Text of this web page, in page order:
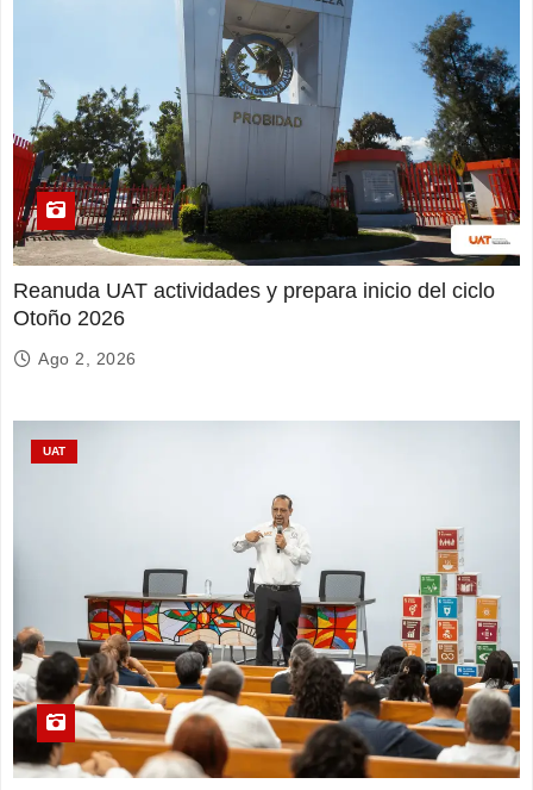
Reanuda UAT actividades y prepara inicio del ciclo
Otoño 2026
Ago 2, 2026
UAT